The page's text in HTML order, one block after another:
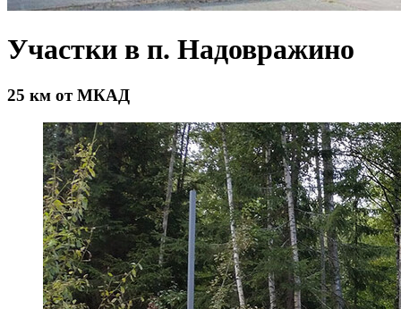
Участки в п. Надовражино
25 км от МКАД